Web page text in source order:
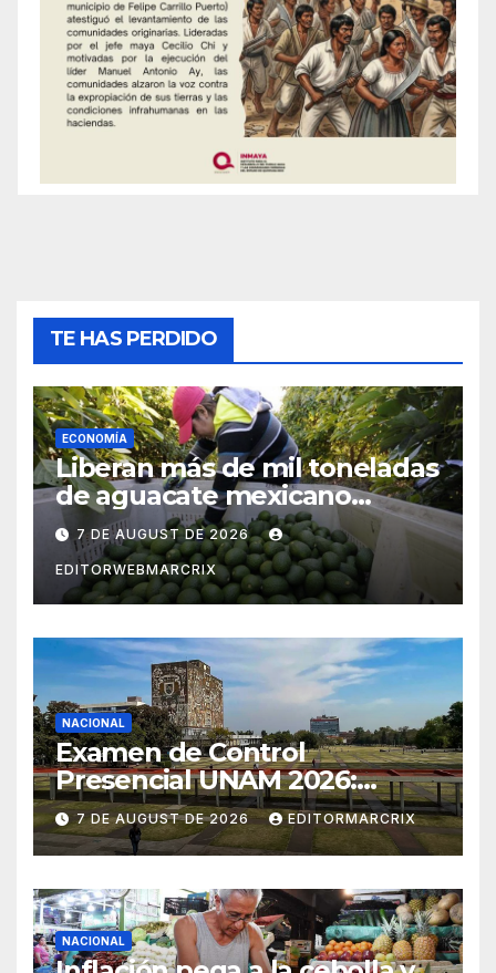
TE HAS PERDIDO
ECONOMÍA
Liberan más de mil toneladas
de aguacate mexicano
rumbo a Estados Unidos
7 DE AUGUST DE 2026
EDITORWEBMARCRIX
NACIONAL
Examen de Control
Presencial UNAM 2026:
aspirantes ya pueden
consultar fecha, sede y
horario
7 DE AUGUST DE 2026 EDITORMARCRIX
NACIONAL